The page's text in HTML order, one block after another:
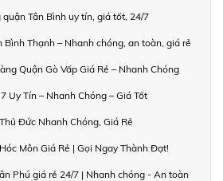
Tân Bình uy tín, giá tốt, 24/7
Thạnh – Nhanh chóng, an toàn, giá rẻ
Quận Gò Vấp Giá Rẻ – Nhanh Chóng
Uy Tín – Nhanh Chóng – Giá Tốt
Đức Nhanh Chóng, Giá Rẻ
Môn Giá Rẻ | Gọi Ngay Thành Đạt!
Phú giá rẻ 24/7 | Nhanh chóng - An toàn